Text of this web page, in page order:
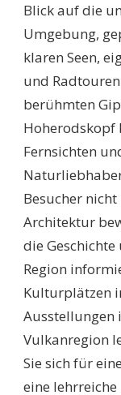
Blick auf die
Umgebung,
klaren Seen,
und
berühmten
Hoherodskopf
Fernsichten
Besucher
Architektur
die
Region
Kulturplätzen
Ausstellungen
Vulkanregion
Sie sich für
eine